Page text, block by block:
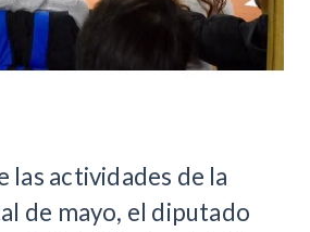
las actividades de la
de mayo, el diputado